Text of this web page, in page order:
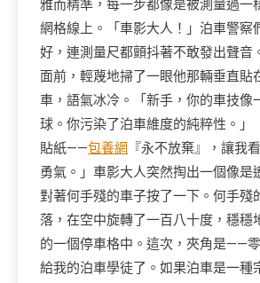
雅而精準，每一步都像是被測量過一
網格線上。「車影大人！」泊車警察
好，連測量尺都顫抖著不敢發出聲音
面前，輕蔑地掃了一眼他那輛垂直貼
車，語氣冰冷。「新手，你的車技像
球。你污染了泊車維度的純粹性。」
貼紙——包養網
『永不放棄』，讓我
勇氣。」車影大人突然掏出一個像是
對著何手殘的車子按了一下。何手殘
落，在空中旋轉了一百八十度，穩穩
的一個停車格中。這次，夾角是——
給我的泊車學徒了。如果泊車是一種